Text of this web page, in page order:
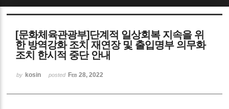
[문화체육관광부]단계적 일상회복 지속을 위
한 방역강화 조치 재연장 및 출입명부 의무화
조치 한시적 중단 안내
by kosin posted Feb 28, 2022
Sketchbook5, 스케치북5